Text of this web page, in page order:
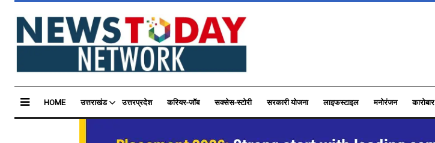
HOME उत्तराखंड उत्तरप्रदेश करियर-जॉब सक्सेस-स्टोरी सरकारी योजना लाइफस्टाइल मनोरंजन कारोबार